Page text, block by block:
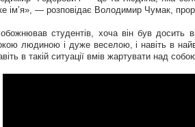
ім’я», — розповідає Володимир Чумак,
обожнював студентів, хоча він був
людиною і дуже веселою, і навіть в
в такій ситуації вмів жартувати над